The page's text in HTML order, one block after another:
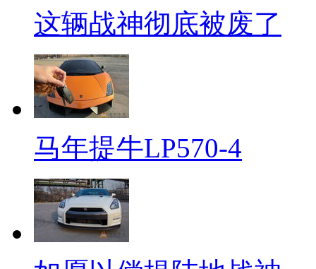
这辆战神彻底被废了
马年提牛LP570-4